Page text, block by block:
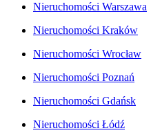
Nieruchomości Warszawa
Nieruchomości Kraków
Nieruchomości Wrocław
Nieruchomości Poznań
Nieruchomości Gdańsk
Nieruchomości Łódź